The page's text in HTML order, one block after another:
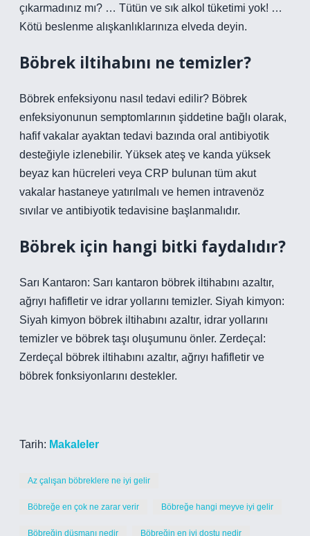
çıkarmadınız mı? … Tütün ve sık alkol tüketimi yok! …
Kötü beslenme alışkanlıklarınıza elveda deyin.
Böbrek iltihabını ne temizler?
Böbrek enfeksiyonu nasıl tedavi edilir? Böbrek
enfeksiyonunun semptomlarının şiddetine bağlı olarak,
hafif vakalar ayaktan tedavi bazında oral antibiyotik
desteğiyle izlenebilir. Yüksek ateş ve kanda yüksek
beyaz kan hücreleri veya CRP bulunan tüm akut
vakalar hastaneye yatırılmalı ve hemen intravenöz
sıvılar ve antibiyotik tedavisine başlanmalıdır.
Böbrek için hangi bitki faydalıdır?
Sarı Kantaron: Sarı kantaron böbrek iltihabını azaltır,
ağrıyı hafifletir ve idrar yollarını temizler. Siyah kimyon:
Siyah kimyon böbrek iltihabını azaltır, idrar yollarını
temizler ve böbrek taşı oluşumunu önler. Zerdeçal:
Zerdeçal böbrek iltihabını azaltır, ağrıyı hafifletir ve
böbrek fonksiyonlarını destekler.
Tarih: Makaleler
Az çalışan böbreklere ne iyi gelir
Böbreğe en çok ne zarar verir Böbreğe hangi meyve iyi gelir
Böbreğin düşmanı nedir Böbreğin en iyi dostu nedir